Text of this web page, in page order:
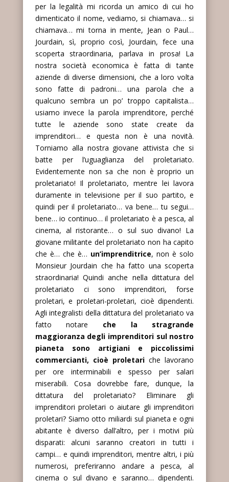
per la legalità mi ricorda un amico di cui ho
dimenticato il nome, vediamo, si chiamava… si
chiamava… mi torna in mente, Jean o Paul…
Jourdain, sì, proprio così, Jourdain, fece una
scoperta straordinaria, parlava in prosa! La
nostra società economica è fatta di tante
aziende di diverse dimensioni, che a loro volta
sono fatte di padroni… una parola che a
qualcuno sembra un po’ troppo capitalista…
usiamo invece la parola imprenditore, perché
tutte le aziende sono state create da
imprenditori… e questa non è una novità.
Torniamo alla nostra giovane attivista che si
batte per l’uguaglianza del proletariato.
Evidentemente non sa che non è proprio un
proletariato! Il proletariato, mentre lei lavora
duramente in televisione per il suo partito, e
quindi per il proletariato… va bene… tu segui…
bene… io continuo… il proletariato è a pesca, al
cinema, al ristorante… o sul suo divano! La
giovane militante del proletariato non ha capito
che è… che è… un’imprenditrice, non è solo
Monsieur Jourdain che ha fatto una scoperta
straordinaria! Quindi anche nella dittatura del
proletariato ci sono imprenditori, forse
proletari, e proletari-proletari, cioè dipendenti.
Agli integralisti della dittatura del proletariato va
fatto notare che la stragrande
maggioranza degli imprenditori sul nostro
pianeta sono artigiani e piccolissimi
commercianti, cioè proletariche lavorano
per ore interminabili e spesso per salari
miserabili. Cosa dovrebbe fare, dunque, la
dittatura del proletariato? Eliminare gli
imprenditori proletari o aiutare gli imprenditori
proletari? Siamo otto miliardi sul pianeta e ogni
abitante è diverso dall’altro, per i motivi più
disparati: alcuni saranno creatori in tutti i
campi… e quindi imprenditori, mentre altri, i più
numerosi, preferiranno andare a pesca, al
cinema o sul divano e saranno… dipendenti.